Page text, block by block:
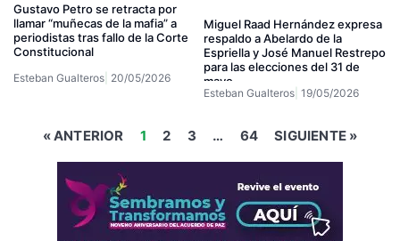
Gustavo Petro se retracta por
llamar “muñecas de la mafia” a
periodistas tras fallo de la Corte
Constitucional
Esteban Gualteros 20/05/2026
Miguel Raad Hernández expresa
respaldo a Abelardo de la
Espriella y José Manuel Restrepo
para las elecciones del 31 de
mayo
Esteban Gualteros 19/05/2026
« ANTERIOR 1 2 3 … 64 SIGUIENTE »